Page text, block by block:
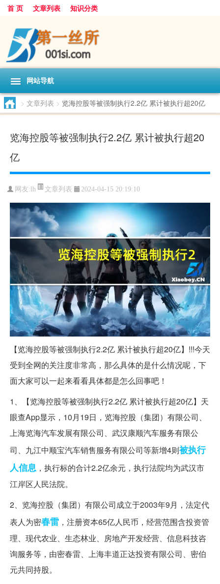
首 页 文章列表 知识分类
网站导航
> 文章列表 > 览海控股等被强制执行2.2亿 累计被执行超20亿
览海控股等被强制执行2.2亿 累计被执行超20
亿
网友: lh 文章列表 2024-04-15 20:19:10
【览海控股等被强制执行2.2亿 累计被执行超20亿】!!!今天
受到全网的关注度非常高，那么具体的是什么情况呢，下
面大家可以一起来看看具体都是怎么回事吧！
1、【览海控股等被强制执行2.2亿 累计被执行超20亿】天
眼查App显示，10月19日，览海控股（集团）有限公司、
上海览海汽车发展有限公司、武汉康顺汽车服务有限公
司、九江中顺宝汽车销售服务有限公司等新增4则被执行
人信息 ，执行标的合计2.2亿余元，执行法院均为武汉市
江岸区人民法院。
2、览海控股（集团）有限公司成立于2003年9月，法定代
表人为密春雷 ，注册资本65亿人民币，经营范围含投资管
理、现代农业、生态林业、房地产开发经营、信息科技咨
询服务等，由密春雷、上海丰道正达投资有限公司、密伯
元共同持股。